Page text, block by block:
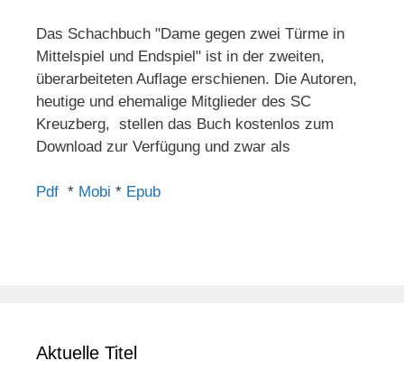
Das Schachbuch "Dame gegen zwei Türme in
Mittelspiel und Endspiel" ist in der zweiten,
überarbeiteten Auflage erschienen. Die Autoren,
heutige und ehemalige Mitglieder des SC
Kreuzberg, stellen das Buch kostenlos zum
Download zur Verfügung und zwar als
Pdf * Mobi * Epub
Aktuelle Titel